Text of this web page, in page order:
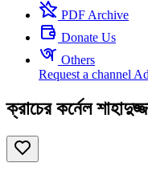
PDF Archive
Donate Us
Others
Request a channel
ক্রাচের কর্নেল